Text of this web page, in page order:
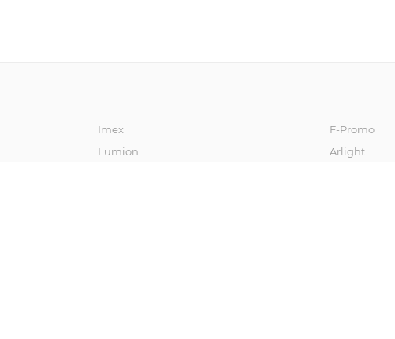
Imex
Lumion
F-Promo
Arlight